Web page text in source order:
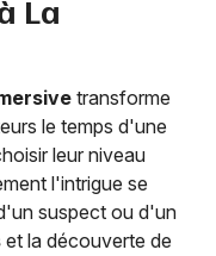
La
transforme
le temps d'une
leur niveau
l'intrigue se
suspect ou d'un
et la découverte de